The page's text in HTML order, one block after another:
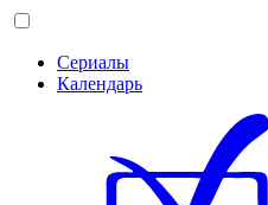
Сериалы
Календарь